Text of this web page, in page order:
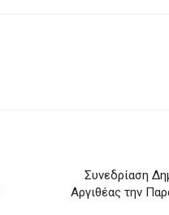
Συνεδρίαση
Αργιθέας την